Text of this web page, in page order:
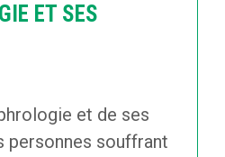
ET SES
et de ses
personnes souffrant